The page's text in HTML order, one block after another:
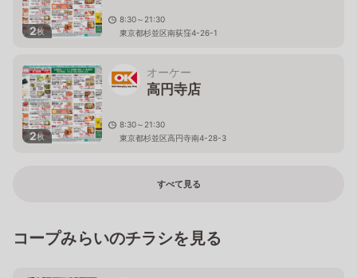
2枚
8:30～21:30
東京都杉並区南荻窪4-26-1
2枚
オーケー
高円寺店
8:30～21:30
東京都杉並区高円寺南4-28-3
すべて見る
コープみらいのチラシを見る